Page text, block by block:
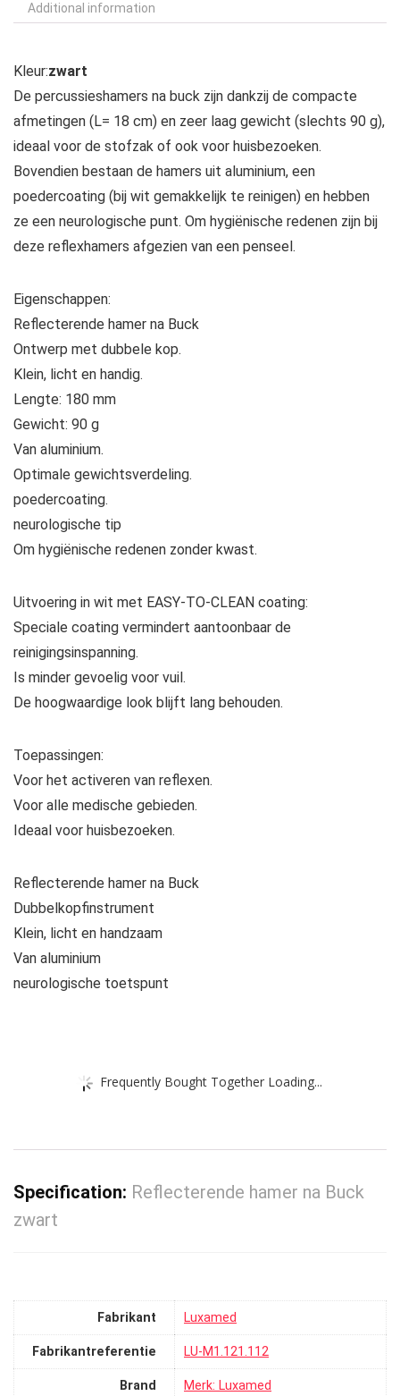
Additional information
Kleur:zwart
De percussieshamers na buck zijn dankzij de compacte
afmetingen (L= 18 cm) en zeer laag gewicht (slechts 90 g),
ideaal voor de stofzak of ook voor huisbezoeken.
Bovendien bestaan de hamers uit aluminium, een
poedercoating (bij wit gemakkelijk te reinigen) en hebben
ze een neurologische punt. Om hygiënische redenen zijn bij
deze reflexhamers afgezien van een penseel.
Eigenschappen:
Reflecterende hamer na Buck
Ontwerp met dubbele kop.
Klein, licht en handig.
Lengte: 180 mm
Gewicht: 90 g
Van aluminium.
Optimale gewichtsverdeling.
poedercoating.
neurologische tip
Om hygiënische redenen zonder kwast.
Uitvoering in wit met EASY-TO-CLEAN coating:
Speciale coating vermindert aantoonbaar de
reinigingsinspanning.
Is minder gevoelig voor vuil.
De hoogwaardige look blijft lang behouden.
Toepassingen:
Voor het activeren van reflexen.
Voor alle medische gebieden.
Ideaal voor huisbezoeken.
Reflecterende hamer na Buck
Dubbelkopfinstrument
Klein, licht en handzaam
Van aluminium
neurologische toetspunt
Frequently Bought Together Loading...
Specification: Reflecterende hamer na Buck
zwart
Fabrikant ‎Luxamed
Fabrikantreferentie ‎LU-M1.121.112
Brand Merk: Luxamed